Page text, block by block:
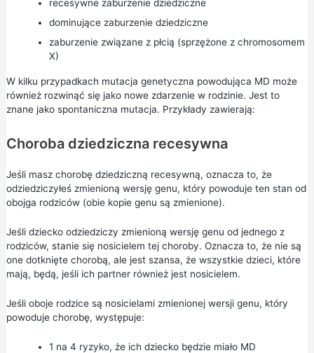
recesywne zaburzenie dziedziczne
dominujące zaburzenie dziedziczne
zaburzenie związane z płcią (sprzężone z chromosomem
X)
W kilku przypadkach mutacja genetyczna powodująca MD może
również rozwinąć się jako nowe zdarzenie w rodzinie. Jest to
znane jako spontaniczna mutacja. Przykłady zawierają:
Choroba dziedziczna recesywna
Jeśli masz chorobę dziedziczną recesywną, oznacza to, że
odziedziczyłeś zmienioną wersję genu, który powoduje ten stan od
obojga rodziców (obie kopie genu są zmienione).
Jeśli dziecko odziedziczy zmienioną wersję genu od jednego z
rodziców, stanie się nosicielem tej choroby. Oznacza to, że nie są
one dotknięte chorobą, ale jest szansa, że wszystkie dzieci, które
mają, będą, jeśli ich partner również jest nosicielem.
Jeśli oboje rodzice są nosicielami zmienionej wersji genu, który
powoduje chorobę, występuje:
1 na 4 ryzyko, że ich dziecko będzie miało MD